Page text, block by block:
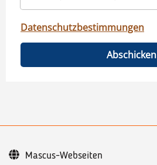
Datenschutzbestimmungen
Abschicken
Mascus-Webseiten